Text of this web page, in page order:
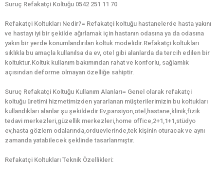
Suruç Refakatçi Koltuğu 0542 251 11 70
Refakatçi Koltukları Nedir?= Refakatçi koltuğu hastanelerde hasta yakını
ve hastayı iyi bir şekilde ağırlamak için hastanın odasına ya da odasına
yakın bir yerde konumlandırılan koltuk modelidir.Refakatçi koltukları
sıklıkla bu amaçla kullanılsa da ev, otel gibi alanlarda da tercih edilen bir
koltuktur.Koltuk kullanım bakımından rahat ve konforlu, sağlamlık
açısından deforme olmayan özelliğe sahiptir.
Suruç Refakatçi Koltuğu Kullanım Alanları= Genel olarak refakatçi
koltuğu üretimi hizmetimizden yararlanan müşterilerimizin bu koltukları
kullandıkları alanlar şu şekildedir:Ev,pansiyon,otel,hastane,klinik,fizik
tedavi merkezleri,güzellik merkezleri,home office,2+1,1+1,stüdyo
ev,hasta gözlem odalarında,orduevlerinde,tek kişinin oturacak ve aynı
zamanda yatabilecek şeklinde tasarlanmıştır.
Refakatçi Koltukları Teknik Özellikleri: